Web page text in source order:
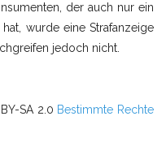
der auch nur ein
wurde eine Strafanzeige
jedoch nicht.
SA 2.0 Bestimmte Rechte